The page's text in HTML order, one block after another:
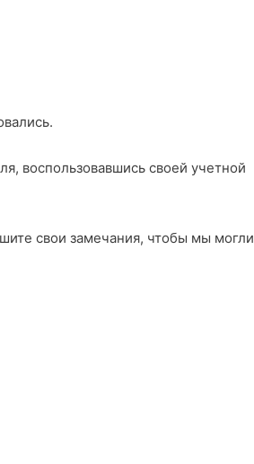
воспользовавшись своей учетной
свои замечания, чтобы мы могли